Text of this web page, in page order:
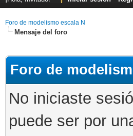
Foro de modelismo escala N
Mensaje del foro
Foro de
No iniciaste
puede ser por